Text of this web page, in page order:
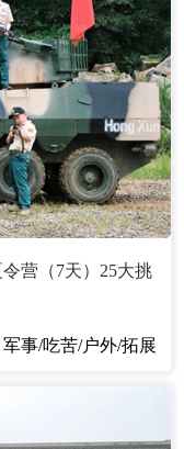
营（7天）25大挑
军事/吃苦/户外/拓展